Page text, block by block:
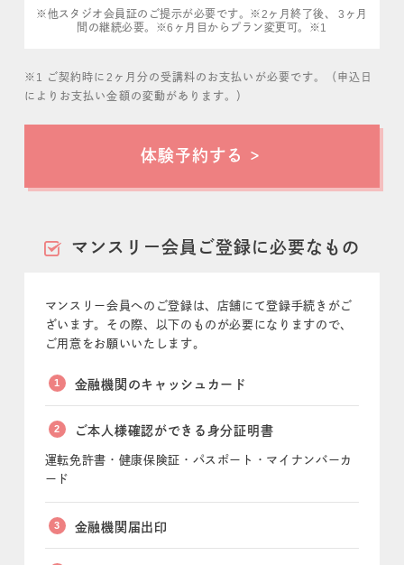
※他スタジオ会員証のご提示が必要です。※2ヶ月終了後、
3ヶ月
間の継続必要。※6ヶ月目からプラン変更可。※1
※1 ご契約時に2ヶ月分の受講料のお支払いが必要です。（申込日
によりお支払い金額の変動があります。）
体験予約する
マンスリー会員ご登録に必要なもの
マンスリー会員へのご登録は、店舗にて登録手続きがご
ざいます。その際、以下のものが必要になりますので、
ご用意をお願いいたします。
1 金融機関のキャッシュカード
2 ご本人様確認ができる身分証明書
運転免許書・健康保険証・パスポート・マイナンバーカ
ード
3 金融機関届出印